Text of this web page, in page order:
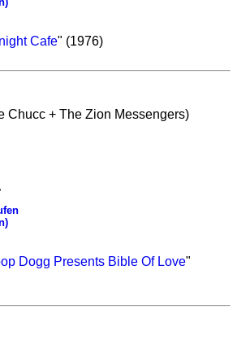
Cafe" (1976)
Chucc + The Zion Messengers)
Dogg Presents Bible Of Love"